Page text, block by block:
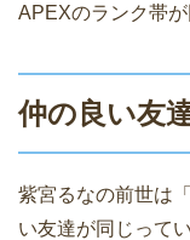
APEXのランク帯が
仲の良い友
紫宮るなの前世は
い友達が同じって